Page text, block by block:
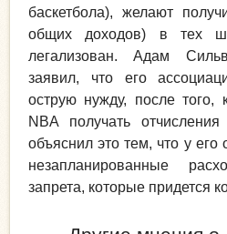
баскетбола), желают
общих доходов) в тех
легализован. Адам
заявил, что его
острую нужду, после того,
NBA получать
объяснил это тем, что у его
незапланированные
запрета, которые придется